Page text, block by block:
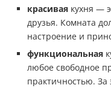
красивая кухня —
друзья. Комната
настроение и
функциональная
любое свободное
практичностью. За